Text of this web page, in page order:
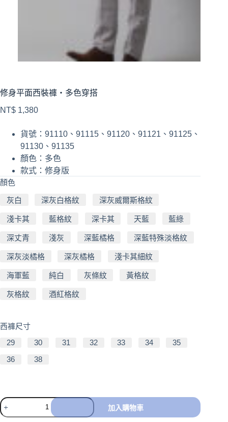
修身平面西裝褲・多色穿搭
NT$ 1,380
貨號：91110、91115、91120、91121、91125、
91130、91135
顏色：多色
款式：修身版
顏色
灰白 深灰白格紋 深灰威爾斯格紋
淺卡其 藍格紋 深卡其 天藍 藍綠
深丈青 淺灰 深藍橘格 深藍特殊淡格紋
深灰淡橘格 深灰橘格 淺卡其細紋
海軍藍 純白 灰條紋 黃格紋
灰格紋 酒紅格紋
西褲尺寸
29
30 31 32 33 34
35
36
38
加入購物車